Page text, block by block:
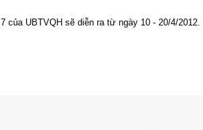
của UBTVQH sẽ diễn ra từ ngày 10 - 20/4/2012.